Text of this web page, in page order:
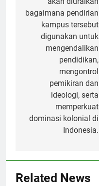
bagaimana pendirian
kampus tersebut
digunakan untuk
mengendalikan
pendidikan,
mengontrol
pemikiran dan
ideologi, serta
memperkuat
dominasi kolonial di
Indonesia.
Related News